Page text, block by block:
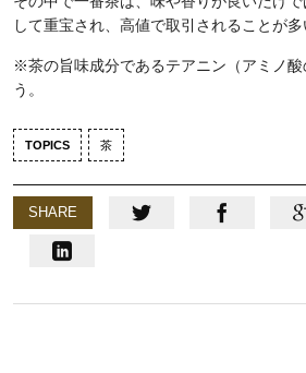
して重宝され、高値で取引されることが多
※茶の旨味成分であるテアニン（アミノ
う。
TOPICS 茶
SHARE